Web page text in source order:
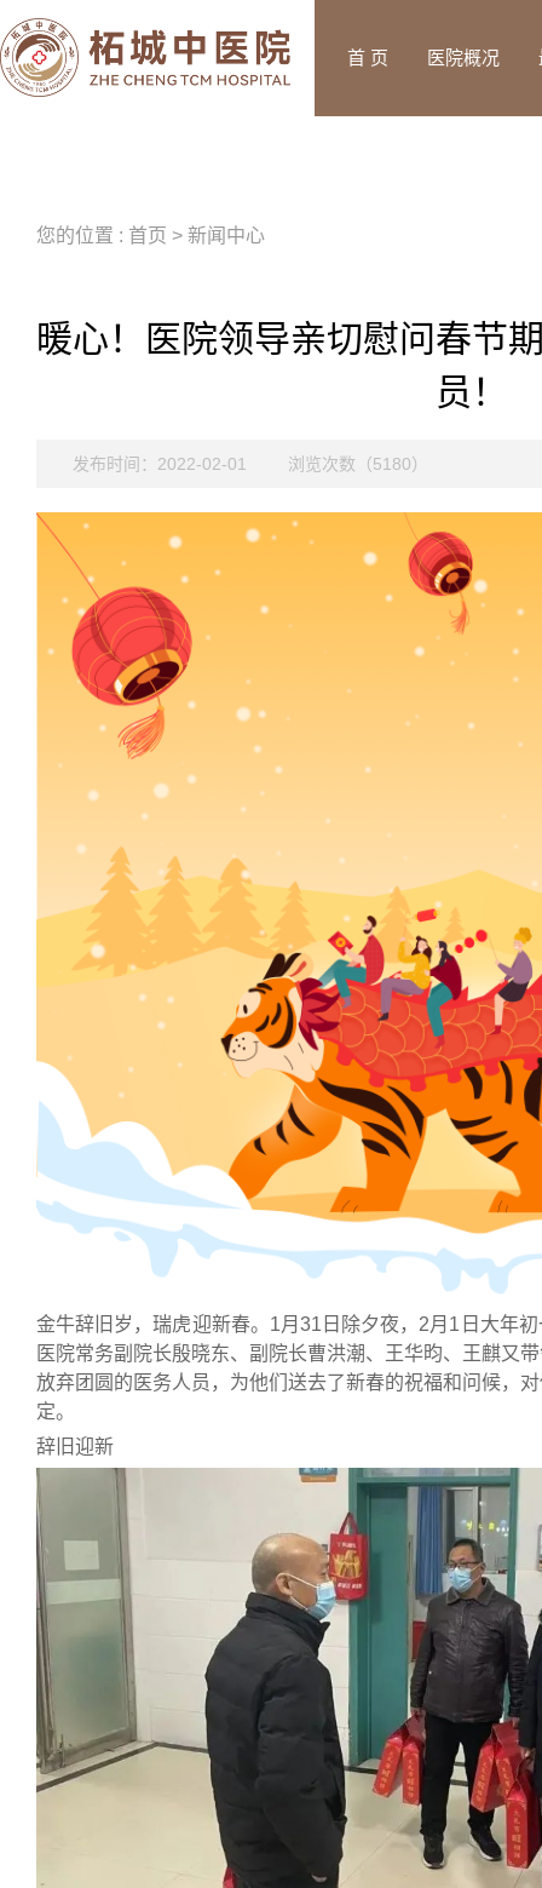
首 页 医院概况
您的位置 : 首页 > 新闻中心
暖心！医院领导亲切慰问春节
员！
发布时间：2022-02-01 浏览次数（5180）
金牛辞旧岁，瑞虎迎新春。1月31日除夕夜，2月1日大年
医院常务副院长殷晓东、副院长曹洪潮、王华昀、王麒又
放弃团圆的医务人员，为他们送去了新春的祝福和问候，
定。
辞旧迎新